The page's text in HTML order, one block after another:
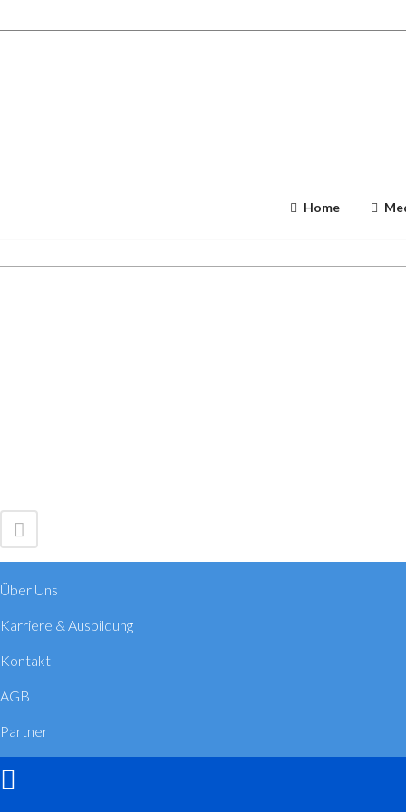
Home
Über Uns
Karriere & Ausbildung
Kontakt
AGB
Partner